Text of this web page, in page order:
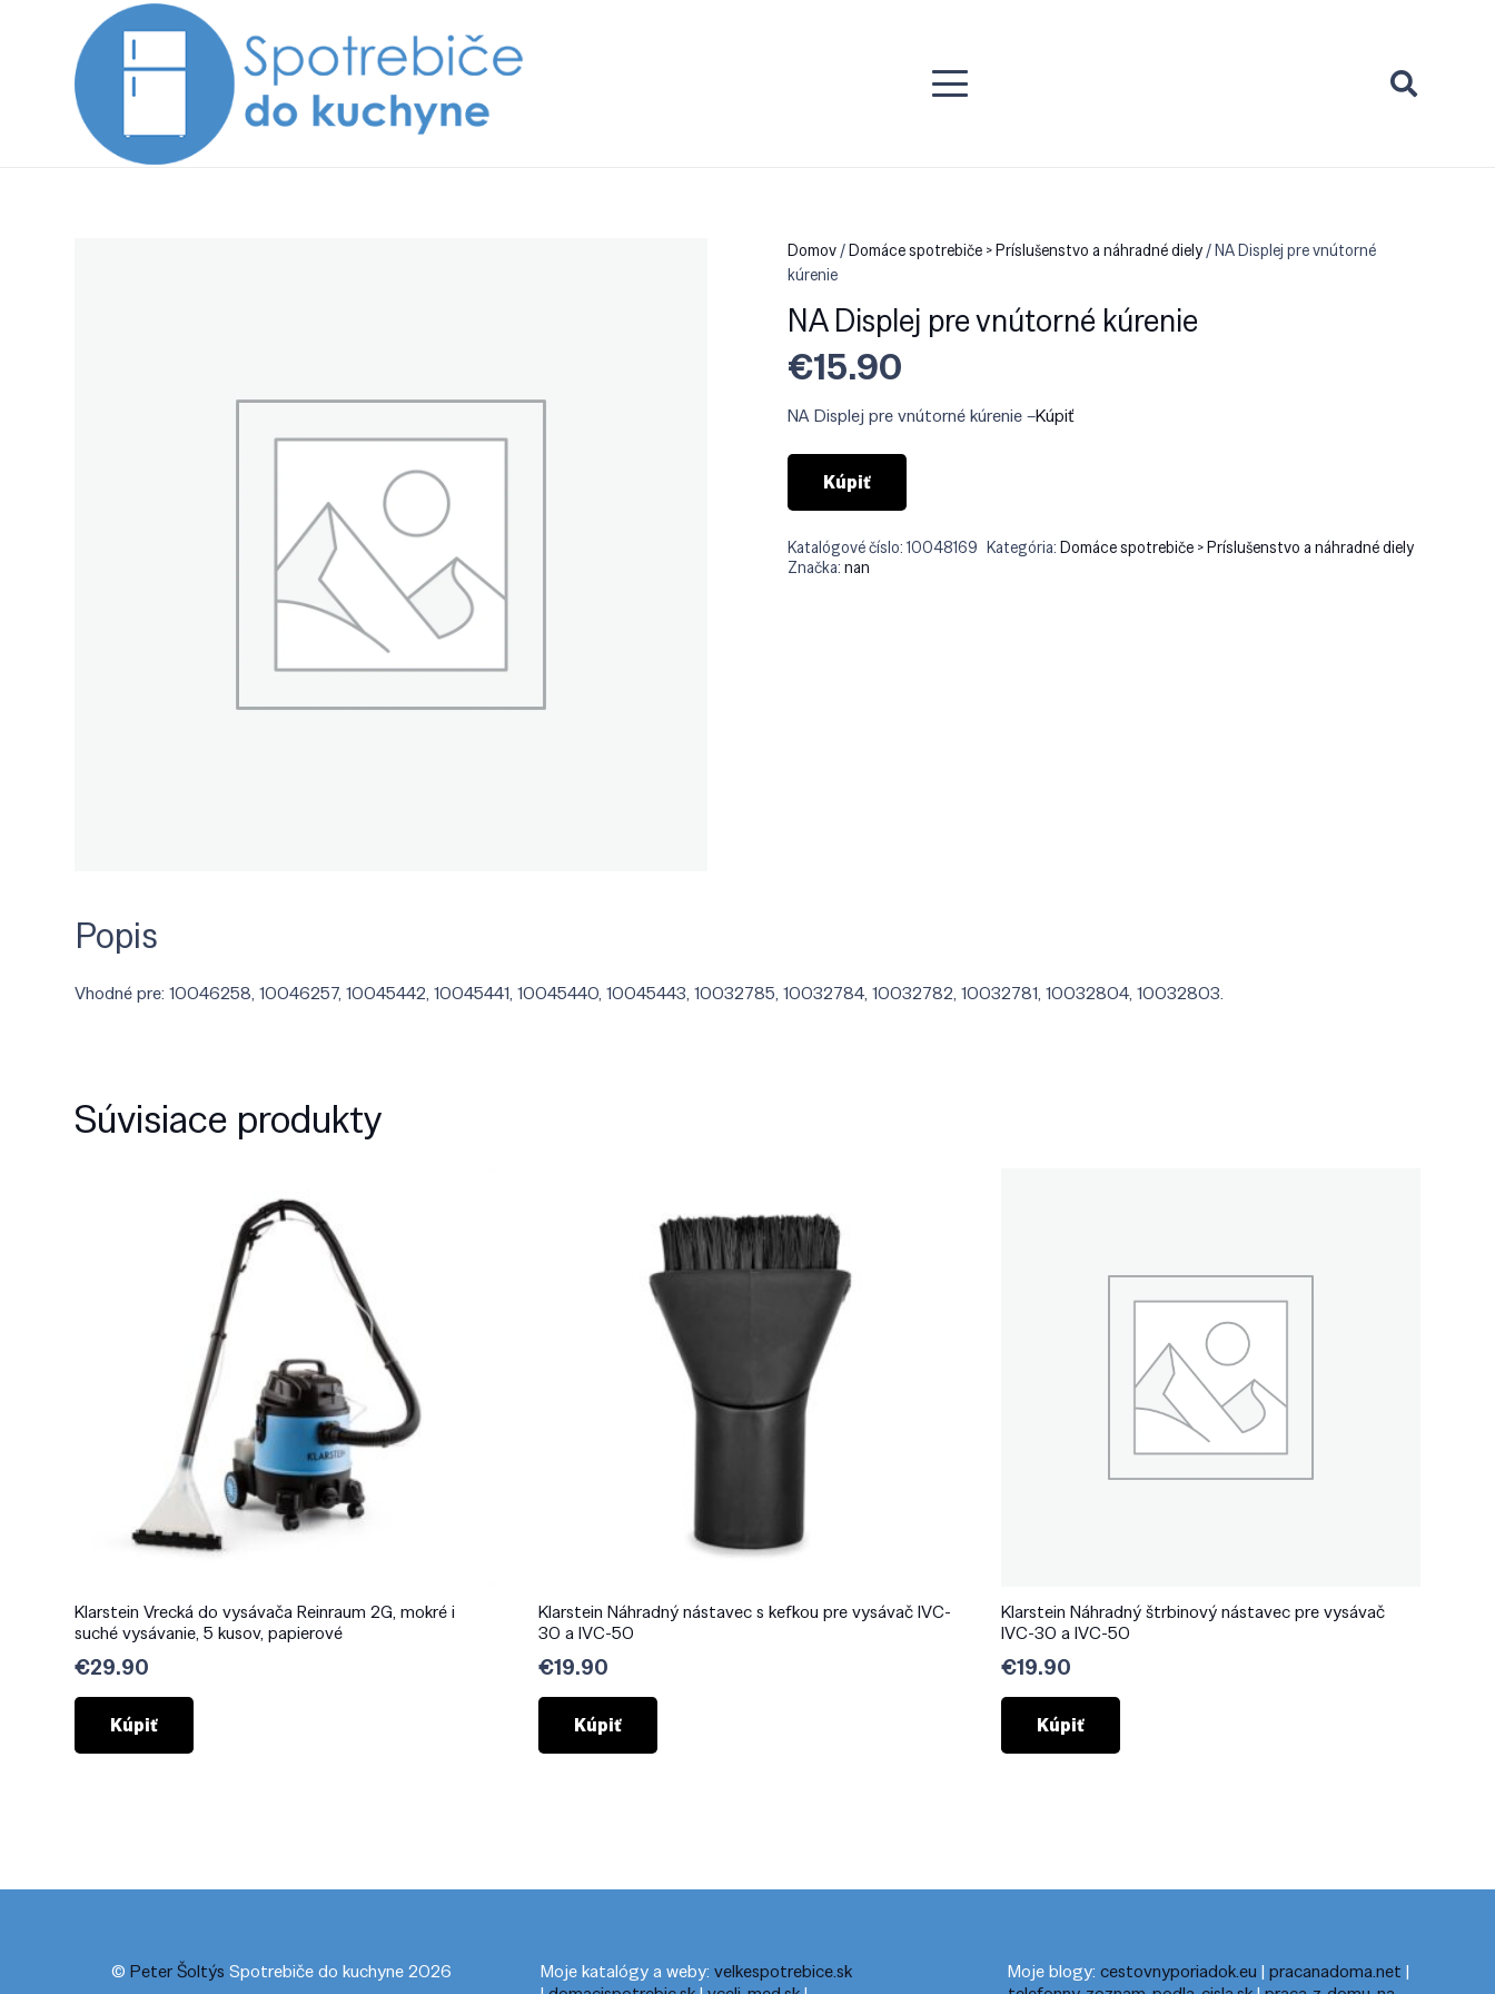
Domov/Domáce spotrebiče > Príslušenstvo a náhradné diely/ NA Displej pre vnútorné
kúrenie
NA Displej pre vnútorné kúrenie
€15.90
NA Displej pre vnútorné kúrenie –Kúpiť
Kúpiť
Katalógové číslo:10048169 Kategória:Domáce spotrebiče > Príslušenstvo a náhradné diely
Značka:nan
Popis
Vhodné pre: 10046258, 10046257, 10045442, 10045441, 10045440, 10045443, 10032785, 10032784, 10032782, 10032781, 10032804, 10032803.
Súvisiace produkty
Klarstein Vrecká do vysávača Reinraum 2G, mokré i
suché vysávanie, 5 kusov, papierové
€29.90
Kúpiť
Klarstein Náhradný nástavec s kefkou pre vysávač IVC-
30 a IVC-50
€19.90
Kúpiť
Klarstein Náhradný štrbinový nástavec pre vysávač
IVC-30 a IVC-50
€19.90
Kúpiť
© Peter Šoltýs Spotrebiče do kuchyne 2026 Moje katalógy a weby:velkespotrebice.sk
Moje blogy: cestovnyporiadok.eu | pracanadoma.net |